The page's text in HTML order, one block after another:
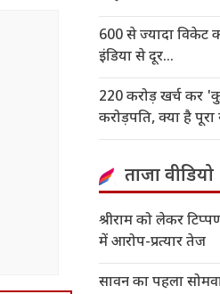
600 से ज्यादा विकेट
इंडिया से दूर...
220 करोड़ खर्च कर
करोड़पति, क्या है
ताजा वीडियो
श्रीराम को लेकर
में आरोप-प्रत्यार तेज
सावन का पहला